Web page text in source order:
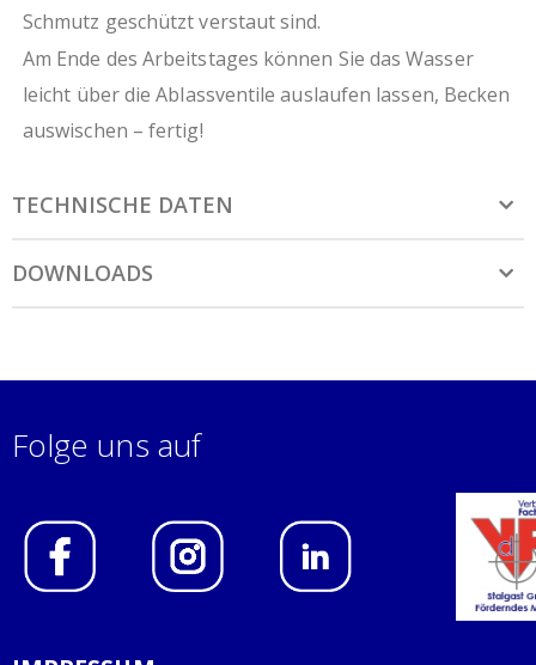
Schmutz geschützt verstaut sind.
Am Ende des Arbeitstages können Sie das Wasser
leicht über die Ablassventile auslaufen lassen, Becken
auswischen – fertig!
TECHNISCHE DATEN
DOWNLOADS
Folge uns auf